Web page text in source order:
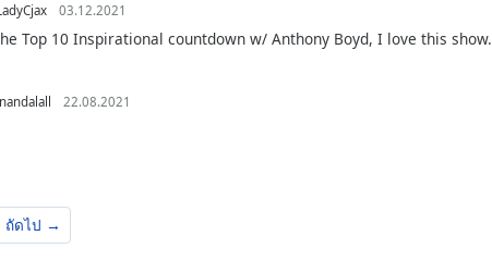
03.12.2021
Top 10 Inspirational countdown w/ Anthony Boyd, I love this show.
22.08.2021
ถัดไป →